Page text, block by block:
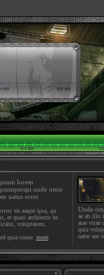
lorem
unde omis
natus error
sit eaque ipsa, qu
et quasi architecto be
voluptatem,
quia conse more
Unde
ae ab illo
atae vitae
quia
natur aut